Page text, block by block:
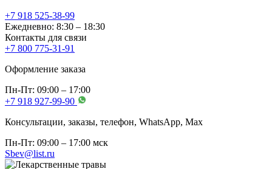
+7 918 525-38-99
Ежедневно: 8:30 – 18:30
Контакты для связи
+7 800 775-31-91
Оформление заказа
Пн-Пт: 09:00 – 17:00
+7 918 927-99-90
Консультации, заказы, телефон, WhatsApp, Мах
Пн-Пт: 09:00 – 17:00 мск
Sbev@list.ru